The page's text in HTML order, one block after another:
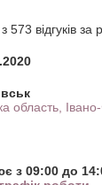
відгуків за
область,
з 09:00 до